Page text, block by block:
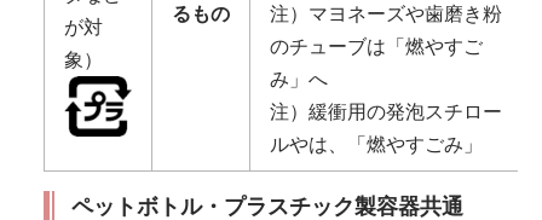
が対
象）
るもの
注）マヨネーズや歯磨き粉
のチューブは「燃やすご
み」へ
注）緩衝用の発泡スチロー
ルやは、「燃やすごみ」
ペットボトル・プラスチック製容器共通